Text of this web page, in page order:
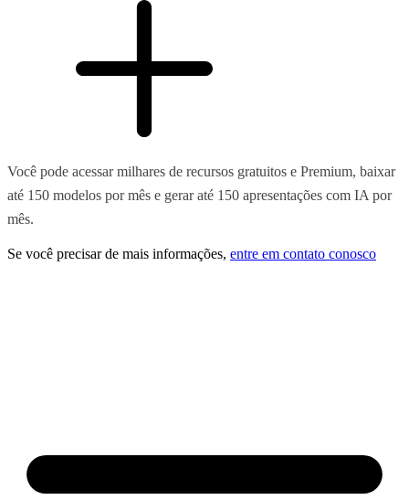
Você pode acessar milhares de recursos gratuitos e Premium, baixar
até 150 modelos por mês e gerar até 150 apresentações com IA por
mês.
Se você precisar de mais informações, entre em contato conosco